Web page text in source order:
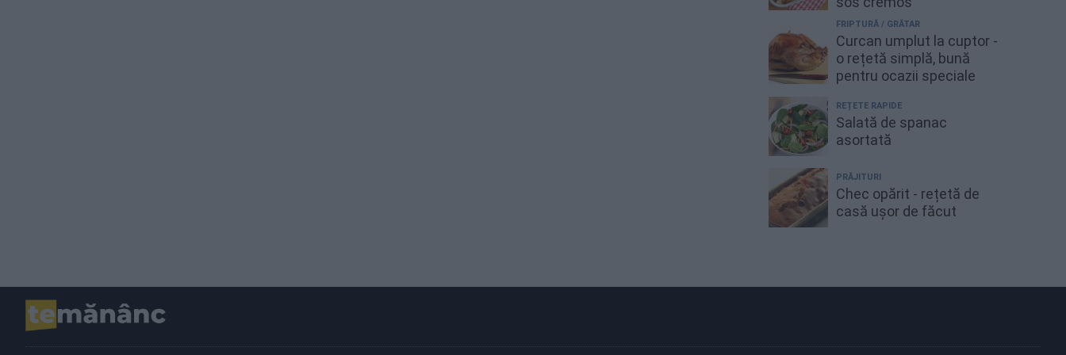
FRIPTURĂ / GRĂTAR
Curcan umplut la cuptor -
o rețetă simplă, bună
pentru ocazii speciale
REȚETE RAPIDE
Salată de spanac
asortată
PRĂJITURI
Chec opărit - rețetă de
casă ușor de făcut